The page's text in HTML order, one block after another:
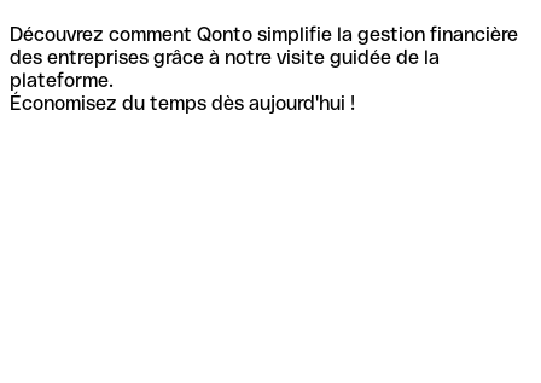
Découvrez comment Qonto simplifie la gestion financière
des entreprises grâce à notre visite guidée de la
plateforme.
Économisez du temps dès aujourd'hui !